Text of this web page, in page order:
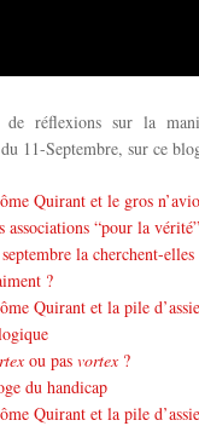
de réflexions sur la
11-Septembre, sur ce
Quirant et le gros
associations “pour la
la cherchent-elles
?
Quirant et la pile
ou pas vortex?
du handicap
Quirant et la pile